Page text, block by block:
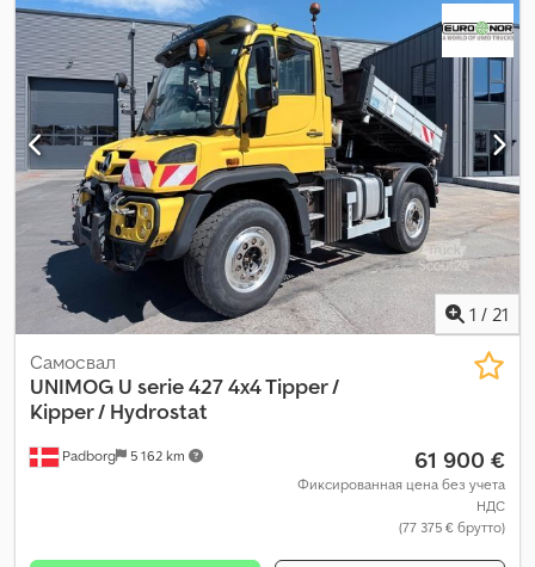
оранжевый, кабина водителя: другое, тип передачи: другое,
класс выбросов:Евро 4, подвеска:другое , общая длина:5 100
мм, Год выпуска:2008, моточасы:19 857 h, строительная
высота:3 260 мм, Оборудование: ABS, кондиционер,
прицепное устройство,
1 / 21
Padborg 5 162 km
Самосвал
UNIMOG U serie 427 4x4 Tipper /
Kipper / Hydrostat
61 900 €
Фиксированная цена без учета
НДС
(77 375 € брутто)